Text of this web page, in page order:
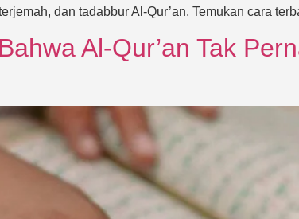
dan tadabbur Al-Qur’an. Temukan cara
Al-Qur’an Tak